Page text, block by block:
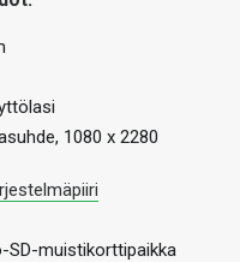
1080 x 2280
SD-muistikorttipaikka